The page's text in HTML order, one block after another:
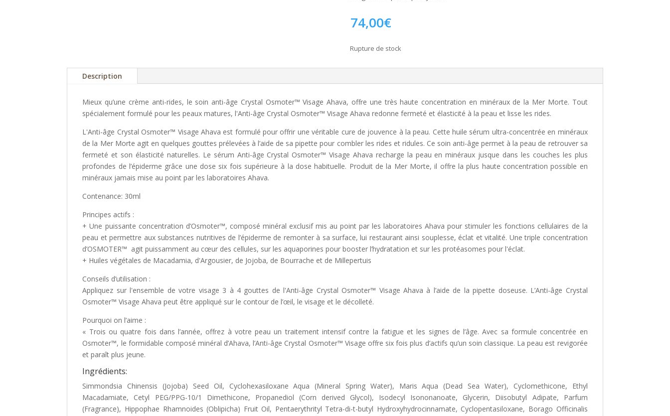
74,00€
Rupture de stock
Description
Mieux qu’une crème anti-rides, le soin anti-âge Crystal Osmoter™ Visage Ahava, offre une très haute concentration en minéraux de la Mer Morte. Tout
spécialement formulé pour les peaux matures, l'Anti-âge Crystal Osmoter™ Visage Ahava redonne fermeté et élasticité à la peau et lisse les rides.
L'Anti-âge Crystal Osmoter™ Visage Ahava est formulé pour offrir une véritable cure de jouvence à la peau. Cette huile sérum ultra-concentrée en minéraux
de la Mer Morte agit en quelques gouttes prélevées à l’aide de sa pipette pour combler les rides et ridules. Ce soin anti-âge permet à la peau de retrouver sa
fermeté et son élasticité naturelles. Le sérum Anti-âge Crystal Osmoter™ Visage Ahava recharge la peau en minéraux jusque dans les couches les plus
profondes de l’épiderme grâce une dose six fois supérieure à la dose habituelle. Produit de la Mer Morte, il offre la plus haute concentration possible en
minéraux jamais mise au point par les laboratoires Ahava.
Contenance: 30ml
Principes actifs :
+ Une puissante concentration d’Osmoter™, composé minéral exclusif mis au point par les laboratoires Ahava pour stimuler les fonctions cellulaires de la
peau et permettre aux substances nutritives de l’épiderme de remonter à sa surface, lui restaurant ainsi souplesse, éclat et vitalité. Une triple concentration
d’OSMOTER™ agit puissamment au cœur des cellules, sur les aquaporines pour booster l’hydratation et sur les protéasomes pour l'éclat.
+ Huiles végétales de Macadamia, d'Argousier, de Jojoba, de Bourrache et de Millepertuis
Conseils d’utilisation :
Appliquez sur l'ensemble de votre visage 3 à 4 gouttes de l'Anti-âge Crystal Osmoter™ Visage Ahava à l’aide de la pipette doseuse. L’Anti-âge Crystal
Osmoter™ Visage Ahava peut être appliqué sur le contour de l’œil, le visage et le décolleté.
Pourquoi on l’aime :
« Trois ou quatre fois dans l’année, offrez à votre peau un traitement intensif contre la fatigue et les signes de l’âge. Avec sa formule concentrée en
Osmoter™, le formidable composé minéral d’Ahava, l’Anti-âge Crystal Osmoter™ Visage offre six fois plus d’actifs qu’un soin classique. La peau est revigorée
et paraît plus jeune.
Ingrédients:
Simmondsia Chinensis (Jojoba) Seed Oil, Cyclohexasiloxane Aqua (Mineral Spring Water), Maris Aqua (Dead Sea Water), Cyclomethicone, Ethyl
Macadamiate, Cetyl PEG/PPG-10/1 Dimethicone, Propanediol (Corn derived Glycol), Isodecyl Isononanoate, Glycerin, Diisobutyl Adipate, Parfum
(Fragrance), Hippophae Rhamnoides (Oblipicha) Fruit Oil, Pentaerythrityl Tetra-di-t-butyl Hydroxyhydrocinnamate, Cyclopentasiloxane, Borago Officinalis